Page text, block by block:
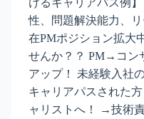
けるキャリアパス例
性、問題解決能力、
在PMポジション拡大
せんか？？ PM→コン
アップ！ 未経験入社
キャリアパスされた
ャリストへ！ →技術